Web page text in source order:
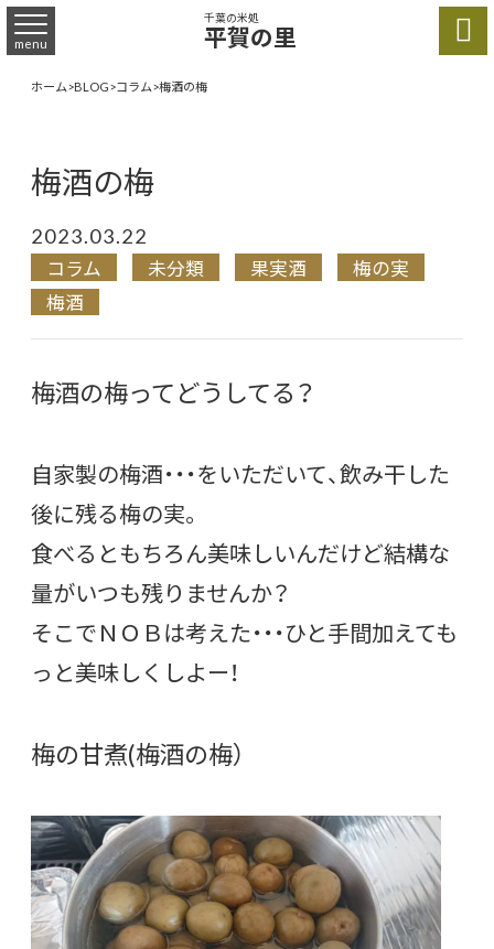
千葉の米処
平賀の里
menu 
ホーム>BLOG>コラム>梅酒の梅
梅酒の梅
2023.03.22
コラム 未分類 果実酒
梅の実
梅酒
梅酒の梅ってどうしてる？
自家製の梅酒・・・をいただいて、飲み干した
後に残る梅の実。
食べるともちろん美味しいんだけど結構な
量がいつも残りませんか？
そこでＮＯＢは考えた・・・ひと手間加えても
っと美味しくしよー！
梅の甘煮(梅酒の梅）